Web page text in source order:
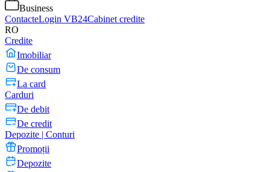
Business
ContacteLogin VB24Cabinet credite
RO
Credite
Imobiliar
De consum
La card
Carduri
De debit
De credit
Depozite | Conturi
Promoții
Depozite